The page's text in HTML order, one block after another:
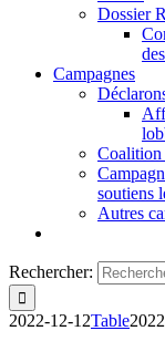
Dossier
Campagnes
soutiens
Autres
Rechercher:
2022-12-12Table